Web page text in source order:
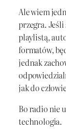
Ale wiem
przegra.
playlistą,
formatów,
jednak
jak do
Bo radio nie
technologia.